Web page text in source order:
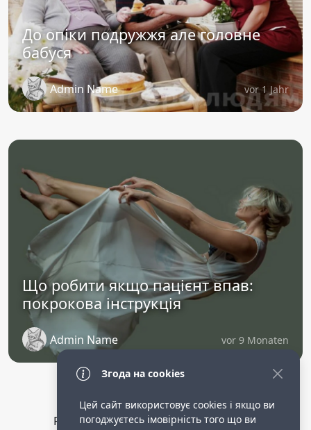
До опіки подружжя але головне
бабуся
Admin Name vor 1 Jahr
Що робити якщо пацієнт впав:
покрокова інструкція
Admin Name vor 9 Monaten
Privacy Policy public terms of service
Згода на cookies
Цей сайт використовує cookies і якщо ви
погоджуєтесь імовірність того що ви